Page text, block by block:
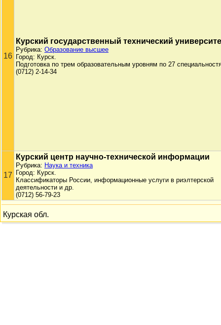
16
Курский государственный технический
Рубрика: Образование высшее
Город: Курск.
Подготовка по трем образовательным уровням по 27
(0712) 2-14-34
17
Курский центр научно-технической информации
Рубрика: Наука и техника
Город: Курск.
Классификаторы России, информационные услуги в риэлтерской
деятельности и др.
(0712) 56-79-23
Курская обл.